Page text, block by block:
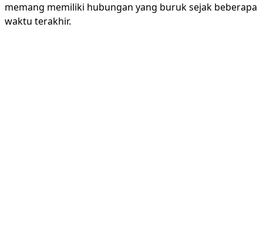
memang memiliki hubungan yang buruk sejak beberapa
waktu terakhir.